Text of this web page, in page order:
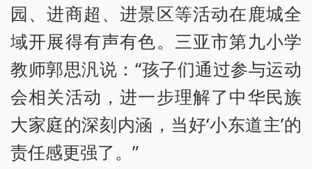
园、进商超、进景区等活动在鹿城全
域开展得有声有色。三亚市第九小学
教师郭思汎说：“孩子们通过参与运动
会相关活动，进一步理解了中华民族
大家庭的深刻内涵，当好‘小东道主’的
责任感更强了。”